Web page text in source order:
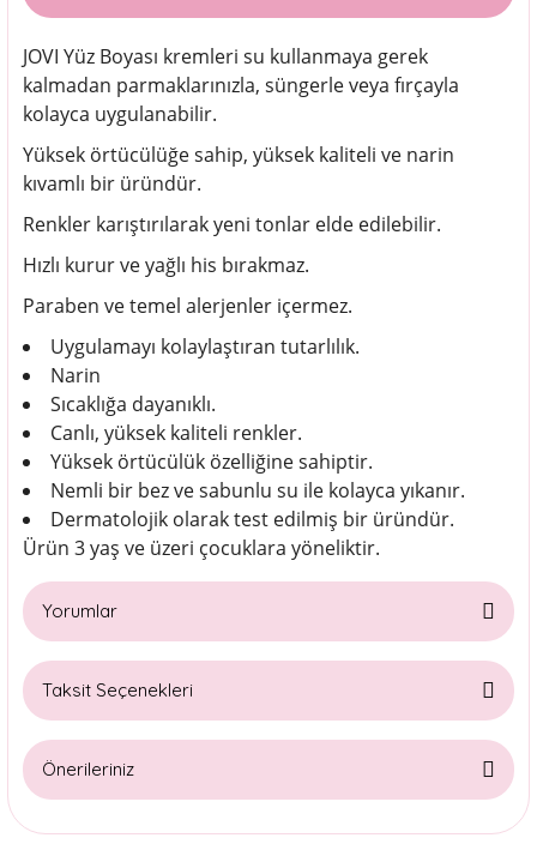
JOVI Yüz Boyası kremleri su kullanmaya gerek
kalmadan parmaklarınızla, süngerle veya fırçayla
kolayca uygulanabilir.
Yüksek örtücülüğe sahip, yüksek kaliteli ve narin
kıvamlı bir üründür.
Renkler karıştırılarak yeni tonlar elde edilebilir.
Hızlı kurur ve yağlı his bırakmaz.
Paraben ve temel alerjenler içermez.
Uygulamayı kolaylaştıran tutarlılık.
Narin
Sıcaklığa dayanıklı.
Canlı, yüksek kaliteli renkler.
Yüksek örtücülük özelliğine sahiptir.
Nemli bir bez ve sabunlu su ile kolayca yıkanır.
Dermatolojik olarak test edilmiş bir üründür.
Ürün 3 yaş ve üzeri çocuklara yöneliktir.
Yorumlar
Taksit Seçenekleri
Önerileriniz
Bu ürünün fiyat bilgisi, resim, ürün açıklamalarında ve diğer